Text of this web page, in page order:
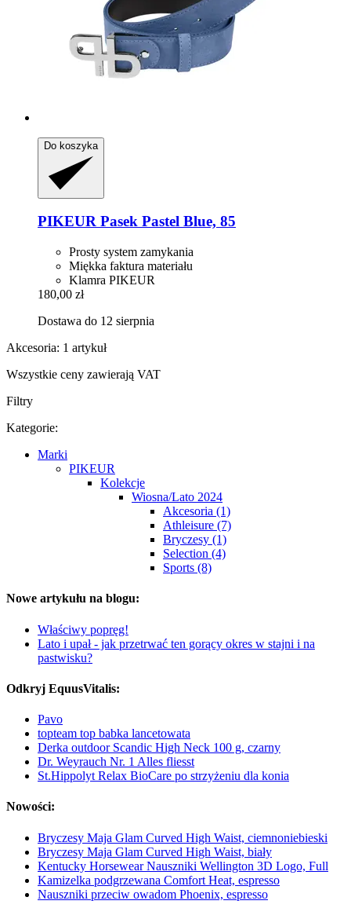
Do koszyka
PIKEUR Pasek Pastel Blue, 85
Prosty system zamykania
Miękka faktura materiału
Klamra PIKEUR
180,00 zł
Dostawa do 12 sierpnia
Akcesoria: 1 artykuł
Wszystkie ceny zawierają VAT
Filtry
Kategorie:
Marki
PIKEUR
Kolekcje
Wiosna/Lato 2024
Akcesoria (1)
Athleisure (7)
Bryczesy (1)
Selection (4)
Sports (8)
Nowe artykułu na blogu:
Właściwy popręg!
Lato i upał - jak przetrwać ten gorący okres w stajni i na
pastwisku?
Odkryj EquusVitalis:
Pavo
topteam top babka lancetowata
Derka outdoor Scandic High Neck 100 g, czarny
Dr. Weyrauch Nr. 1 Alles fliesst
St.Hippolyt Relax BioCare po strzyżeniu dla konia
Nowości:
Bryczesy Maja Glam Curved High Waist, ciemnoniebieski
Bryczesy Maja Glam Curved High Waist, biały
Kentucky Horsewear Nauszniki Wellington 3D Logo, Full
Kamizelka podgrzewana Comfort Heat, espresso
Nauszniki przeciw owadom Phoenix, espresso